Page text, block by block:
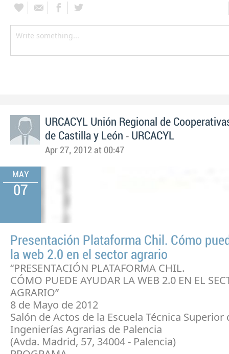
URCACYL Unión Regional de
de Castilla y León - URCACYL
Apr 27, 2012 at 00:47
MAY
07
Presentación Plataforma Chil. Cómo
la web 2.0 en el sector agrario
“PRESENTACIÓN PLATAFORMA CHIL.
CÓMO PUEDE AYUDAR LA WEB 2.0 EN EL
AGRARIO”
8 de Mayo de 2012
Salón de Actos de la Escuela Técnica Superior
Ingenierías Agrarias de Palencia
(Avda. Madrid, 57, 34004 - Palencia)